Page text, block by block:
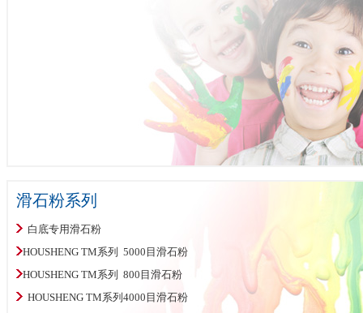
滑石粉系列
白底专用滑石粉
HOUSHENG TM系列 5000目滑石粉
HOUSHENG TM系列 800目滑石粉
HOUSHENG TM系列4000目滑石粉